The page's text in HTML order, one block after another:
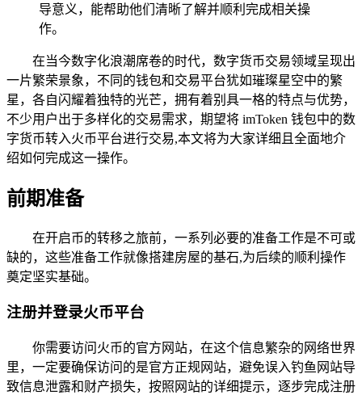
导意义，能帮助他们清晰了解并顺利完成相关操
作。
在当今数字化浪潮席卷的时代，数字货币交易领域呈现出
一片繁荣景象，不同的钱包和交易平台犹如璀璨星空中的繁
星，各自闪耀着独特的光芒，拥有着别具一格的特点与优势，
不少用户出于多样化的交易需求，期望将 imToken 钱包中的数
字货币转入火币平台进行交易,本文将为大家详细且全面地介
绍如何完成这一操作。
前期准备
在开启币的转移之旅前，一系列必要的准备工作是不可或
缺的，这些准备工作就像搭建房屋的基石,为后续的顺利操作
奠定坚实基础。
注册并登录火币平台
你需要访问火币的官方网站，在这个信息繁杂的网络世界
里，一定要确保访问的是官方正规网站，避免误入钓鱼网站导
致信息泄露和财产损失，按照网站的详细提示，逐步完成注册